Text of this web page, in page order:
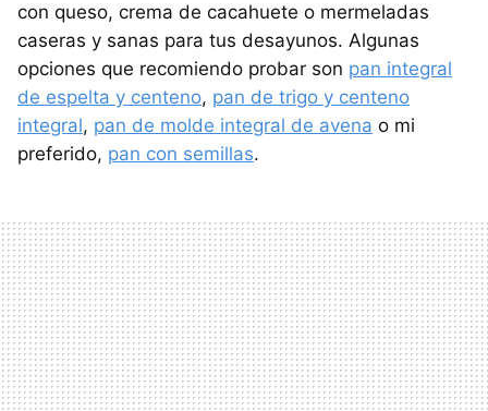
con queso, crema de cacahuete o mermeladas
caseras y sanas para tus desayunos. Algunas
opciones que recomiendo probar son pan integral
de espelta y centeno, pan de trigo y centeno
integral, pan de molde integral de avena o mi
preferido, pan con semillas.